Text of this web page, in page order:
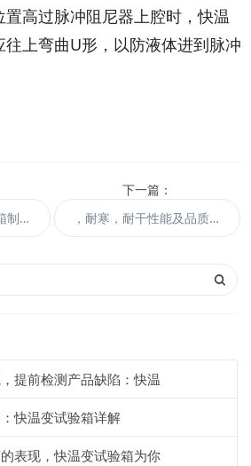
高过脉冲阻尼器上腔时，快温
上弯曲U形，以防液体进到脉冲
了解处理快温变试验箱制冷系统堵塞的方法
下一篇：
，耐寒，耐干性能及品质管理工程。
提前检测产品缺陷：快温
快温变试验箱详解
表现，快温变试验箱为你